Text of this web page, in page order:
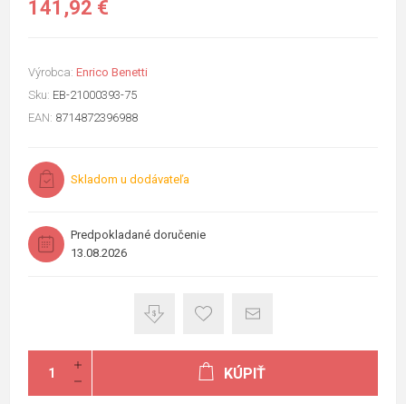
141,92 €
Výrobca: Enrico Benetti
Sku: EB-21000393-75
EAN: 8714872396988
Skladom u dodávateľa
Predpokladané doručenie
13.08.2026
KÚPIŤ